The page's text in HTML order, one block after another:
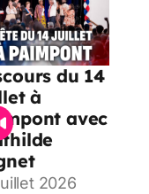
du 14
à
avec
2026